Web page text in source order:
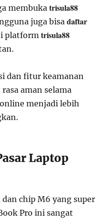
membukatrisula88
juga bisadaftar
platformtrisula88
dan fitur keamanan
aman selama
menjadi lebih
Laptop
dan chip M6 yang super
Pro ini sangat